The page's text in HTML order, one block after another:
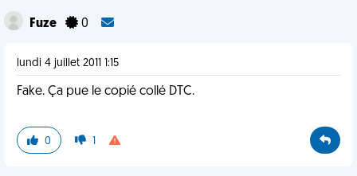
Fuze 0
lundi 4 juillet 2011 1:15
Fake. Ça pue le copié collé DTC.
0 1